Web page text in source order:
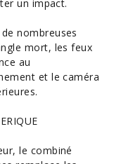
un impact.
nombreuses
mort, les feux
au
et le caméra
le combiné